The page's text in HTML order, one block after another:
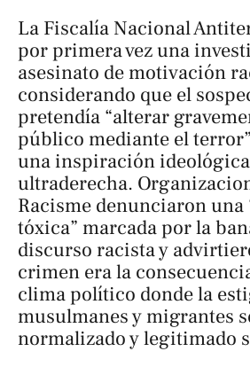
La Fiscalía Nacional
por primera vez una
asesinato de motivación
considerando que el
pretendía “alterar
público mediante el
una inspiración
ultraderecha.
Racisme denunciaron una
tóxica” marcada por la
discurso racista y
crimen era la
clima político donde la
musulmanes y migrantes
normalizado y legitimado